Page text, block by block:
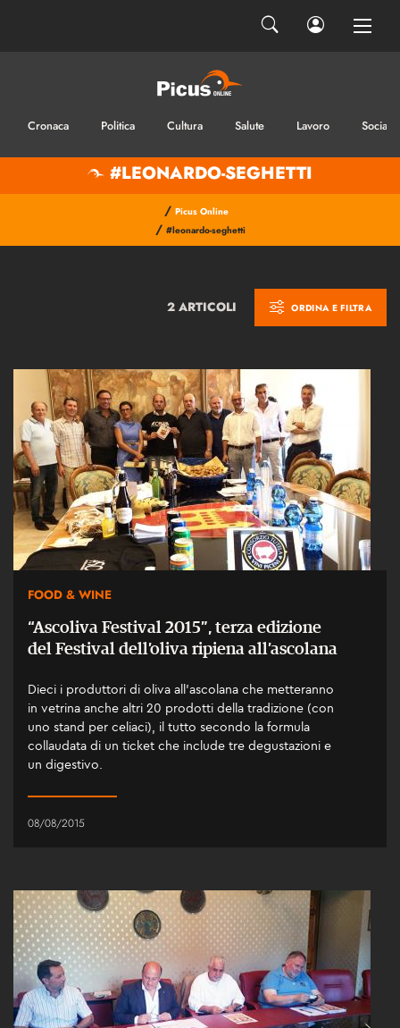
Cronaca Politica Cultura Salute Lavoro Sociale
#LEONARDO-SEGHETTI
/ Picus Online
/ #leonardo-seghetti
2 ARTICOLI ORDINA E FILTRA
FOOD & WINE
“Ascoliva Festival 2015”, terza edizione
del Festival dell’oliva ripiena all’ascolana
Dieci i produttori di oliva all’ascolana che metteranno
in vetrina anche altri 20 prodotti della tradizione (con
uno stand per celiaci), il tutto secondo la formula
collaudata di un ticket che include tre degustazioni e
un digestivo.
08/08/2015